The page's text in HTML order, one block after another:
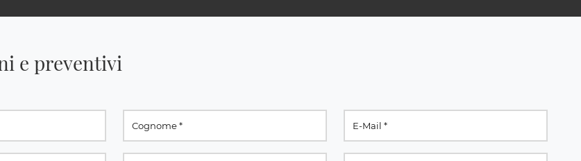
e preventivi